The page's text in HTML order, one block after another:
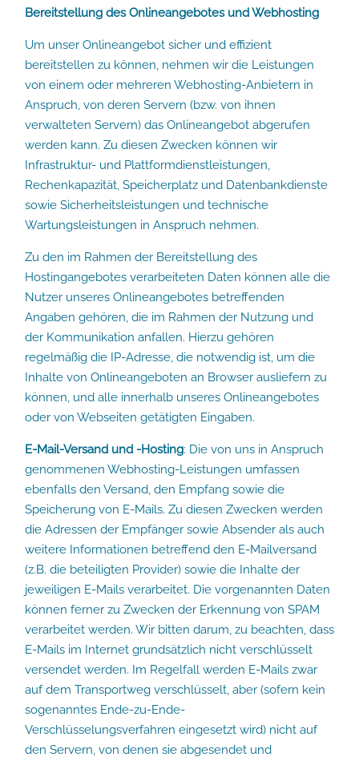
Bereitstellung des Onlineangebotes und Webhosting
Um unser Onlineangebot sicher und effizient
bereitstellen zu können, nehmen wir die Leistungen
von einem oder mehreren Webhosting-Anbietern in
Anspruch, von deren Servern (bzw. von ihnen
verwalteten Servern) das Onlineangebot abgerufen
werden kann. Zu diesen Zwecken können wir
Infrastruktur- und Plattformdienstleistungen,
Rechenkapazität, Speicherplatz und Datenbankdienste
sowie Sicherheitsleistungen und technische
Wartungsleistungen in Anspruch nehmen.
Zu den im Rahmen der Bereitstellung des
Hostingangebotes verarbeiteten Daten können alle die
Nutzer unseres Onlineangebotes betreffenden
Angaben gehören, die im Rahmen der Nutzung und
der Kommunikation anfallen. Hierzu gehören
regelmäßig die IP-Adresse, die notwendig ist, um die
Inhalte von Onlineangeboten an Browser ausliefern zu
können, und alle innerhalb unseres Onlineangebotes
oder von Webseiten getätigten Eingaben.
E-Mail-Versand und -Hosting: Die von uns in Anspruch
genommenen Webhosting-Leistungen umfassen
ebenfalls den Versand, den Empfang sowie die
Speicherung von E-Mails. Zu diesen Zwecken werden
die Adressen der Empfänger sowie Absender als auch
weitere Informationen betreffend den E-Mailversand
(z.B. die beteiligten Provider) sowie die Inhalte der
jeweiligen E-Mails verarbeitet. Die vorgenannten Daten
können ferner zu Zwecken der Erkennung von SPAM
verarbeitet werden. Wir bitten darum, zu beachten, dass
E-Mails im Internet grundsätzlich nicht verschlüsselt
versendet werden. Im Regelfall werden E-Mails zwar
auf dem Transportweg verschlüsselt, aber (sofern kein
sogenanntes Ende-zu-Ende-
Verschlüsselungsverfahren eingesetzt wird) nicht auf
den Servern, von denen sie abgesendet und